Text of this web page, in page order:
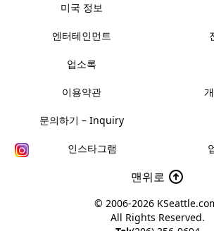
미국 정보
엔터테인먼트
업소록
이용약관
문의하기 – Inquiry
인스타그램
맨위로
© 2006-2026
All Rights Reserved.